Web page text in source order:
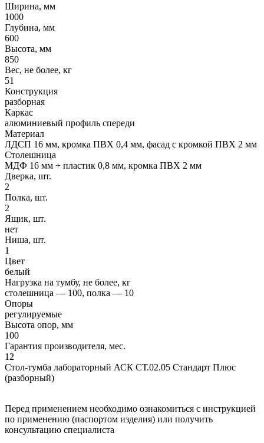
Ширина, мм
1000
Глубина, мм
600
Высота, мм
850
Вес, не более, кг
51
Конструкция
разборная
Каркас
алюминиевый профиль спереди
Материал
ЛДСП 16 мм, кромка ПВХ 0,4 мм, фасад с кромкой ПВХ 2 мм
Столешница
МДФ 16 мм + пластик 0,8 мм, кромка ПВХ 2 мм
Дверка, шт.
2
Полка, шт.
2
Ящик, шт.
нет
Ниша, шт.
1
Цвет
белый
Нагрузка на тумбу, не более, кг
столешница — 100, полка — 10
Опоры
регулируемые
Высота опор, мм
100
Гарантия производителя, мес.
12
Стол-тумба лабораторный АСК СТ.02.05 Стандарт Плюс
(разборный)
Перед применением необходимо ознакомиться с инструкцией
по применению (паспортом изделия) или получить
консультацию специалиста